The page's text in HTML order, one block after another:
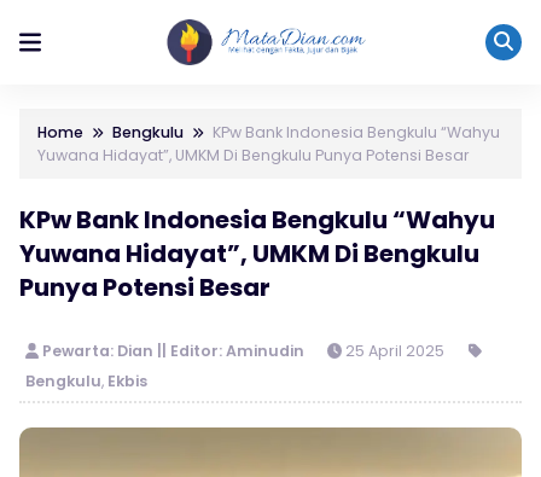
Home Bengkulu
KPw Bank Indonesia Bengkulu “Wahyu
Yuwana Hidayat”, UMKM Di Bengkulu Punya Potensi Besar
KPw Bank Indonesia Bengkulu “Wahyu
Yuwana Hidayat”, UMKM Di Bengkulu
Punya Potensi Besar
Pewarta: Dian || Editor: Aminudin
25 April 2025
Bengkulu, Ekbis